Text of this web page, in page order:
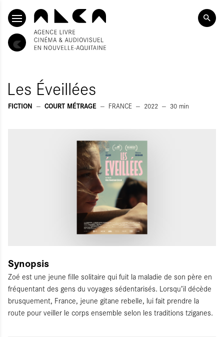
SKIP TO CONTENT
Les Éveillées
FICTION COURT MÉTRAGE FRANCE 2022 30 min
Synopsis
Zoé est une jeune fille solitaire qui fuit la maladie de son père en
fréquentant des gens du voyages sédentarisés. Lorsqu’il décède
brusquement, France, jeune gitane rebelle, lui fait prendre la
route pour veiller le corps ensemble selon les traditions tziganes.